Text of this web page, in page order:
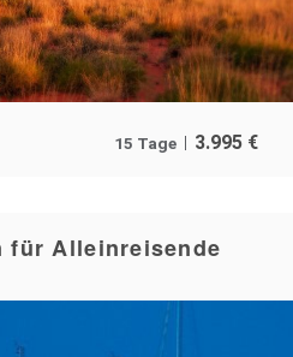
15 Tage 3.995 €
für Alleinreisende